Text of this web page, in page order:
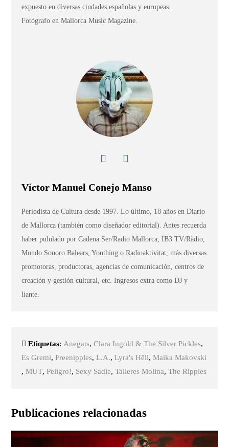
expuesto en diversas ciudades españolas y europeas.
Fotógrafo en Mallorca Music Magazine.
Víctor Manuel Conejo Manso
Periodista de Cultura desde 1997. Lo último, 18 años en Diario
de Mallorca (también como diseñador editorial). Antes recuerda
haber pululado por Cadena Ser/Radio Mallorca, IB3 TV/Ràdio,
Mondo Sonoro Balears, Youthing o Radioaktivitat, más diversas
promotoras, productoras, agencias de comunicación, centros de
creación y gestión cultural, etc. Ingresos extra como DJ y
liante.
Etiquetas:Anegats,Clara Ingold & The Silver Pickles,
Es Gremi,Freenipples,L.A.,Lyra's Hëll,Maika Makovski
,MUT,Peligro!, Sexy Sadie,Talleres Molina,The Ripples
Publicaciones relacionadas